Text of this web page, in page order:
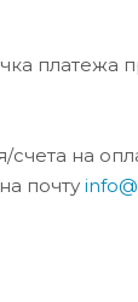
на
почту